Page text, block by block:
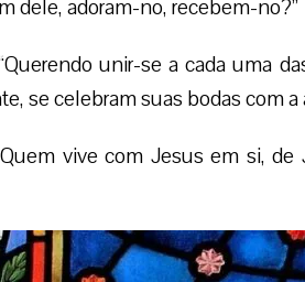
dele, adoram-no, recebem-no?”
unir-se a cada uma
se celebram suas bodas com a
vive com Jesus em si,